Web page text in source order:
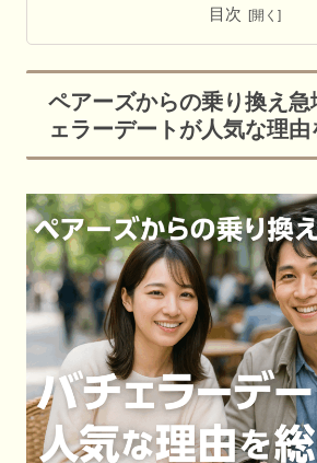
目次
ペアーズからの乗り換え
ェラーデートが人気な理